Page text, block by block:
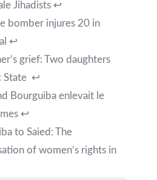
Jihadists ↩︎
bomber injures 20 in
↩︎
grief: Two daughters
State ↩︎
Bourguiba enlevait le
↩︎
to Saied: The
of women’s rights in